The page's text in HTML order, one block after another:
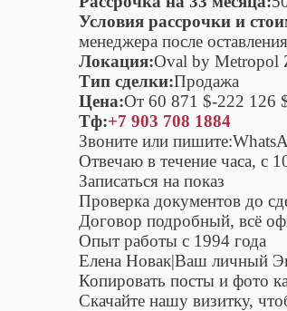
Условия рассрочки и
менеджера после
Локация:Oval by Metropol
Тип сделки:Продажа
Цена:От 60 871 $-222 126
Тф:+7 903 708 1884
Звоните или
Отвечаю в течение часа, с
Записаться на показ
Проверка документов до
Договор подробный, всё
Опыт работы с 1994 года
Елена Новак|Ваш личный
Копировать посты и фото
Скачайте нашу визитку,